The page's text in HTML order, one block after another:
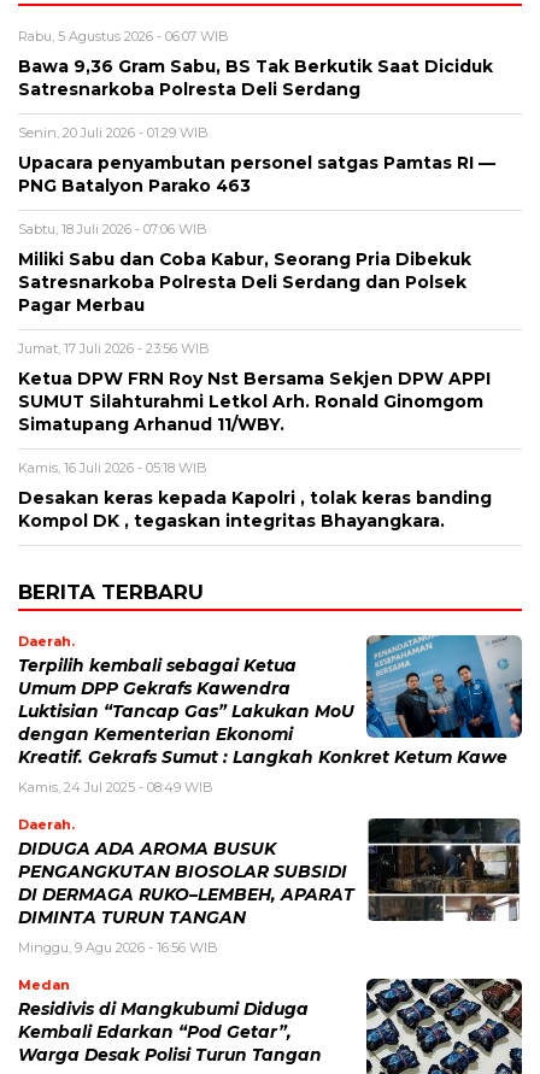
Rabu, 5 Agustus 2026 - 06:07 WIB
Bawa 9,36 Gram Sabu, BS Tak Berkutik Saat Diciduk
Satresnarkoba Polresta Deli Serdang
Senin, 20 Juli 2026 - 01:29 WIB
Upacara penyambutan personel satgas Pamtas RI —
PNG Batalyon Parako 463
Sabtu, 18 Juli 2026 - 07:06 WIB
Miliki Sabu dan Coba Kabur, Seorang Pria Dibekuk
Satresnarkoba Polresta Deli Serdang dan Polsek
Pagar Merbau
Jumat, 17 Juli 2026 - 23:56 WIB
Ketua DPW FRN Roy Nst Bersama Sekjen DPW APPI
SUMUT Silahturahmi Letkol Arh. Ronald Ginomgom
Simatupang Arhanud 11/WBY.
Kamis, 16 Juli 2026 - 05:18 WIB
Desakan keras kepada Kapolri , tolak keras banding
Kompol DK , tegaskan integritas Bhayangkara.
BERITA TERBARU
Daerah.
Terpilih kembali sebagai Ketua
Umum DPP Gekrafs Kawendra
Luktisian “Tancap Gas” Lakukan MoU
dengan Kementerian Ekonomi
Kreatif. Gekrafs Sumut : Langkah Konkret Ketum Kawe
Kamis, 24 Jul 2025 - 08:49 WIB
Daerah.
DIDUGA ADA AROMA BUSUK
PENGANGKUTAN BIOSOLAR SUBSIDI
DI DERMAGA RUKO–LEMBEH, APARAT
DIMINTA TURUN TANGAN
Minggu, 9 Agu 2026 - 16:56 WIB
Medan
Residivis di Mangkubumi Diduga
Kembali Edarkan “Pod Getar”,
Warga Desak Polisi Turun Tangan